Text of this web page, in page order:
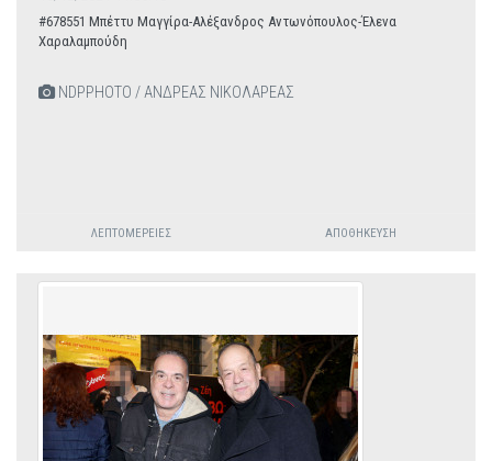
#678551 Μπέττυ Μαγγίρα-Αλέξανδρος Αντωνόπουλος-Έλενα
Χαραλαμπούδη
NDPPHOTO / ΑΝΔΡΕΑΣ ΝΙΚΟΛΑΡΕΑΣ
ΛΕΠΤΟΜΈΡΕΙΕΣ ΑΠΟΘΉΚΕΥΣΗ